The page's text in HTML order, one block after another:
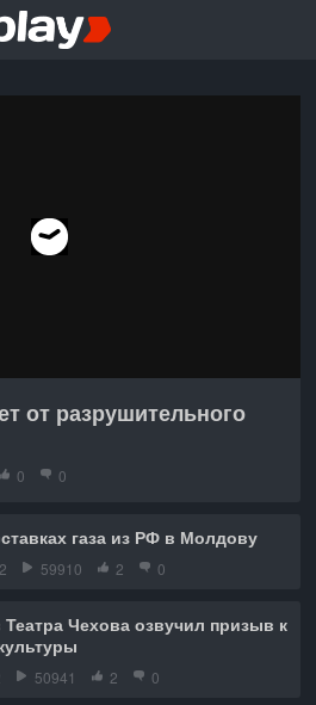
от разрушительного
0 0
газа из РФ в Молдову
59910 2 0
Театра Чехова озвучил призыв к
50941 2 0